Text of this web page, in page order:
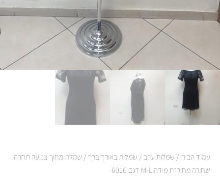
עמוד הבית/ שמלות ערב/ שמלות באורך ברך/ שמלת מחוך צנועה תחרה
שחורה מחורזת מידה M-L דגם 6016